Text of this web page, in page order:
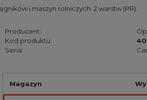
i maszyn rolniczych. 2 warstw (PR).
Producent:
Kod produktu:
Seria:
Magazyn